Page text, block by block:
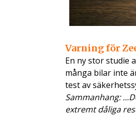
Varning för
En ny stor studie
många bilar inte
test av
Sammanhang:
extremt dåliga